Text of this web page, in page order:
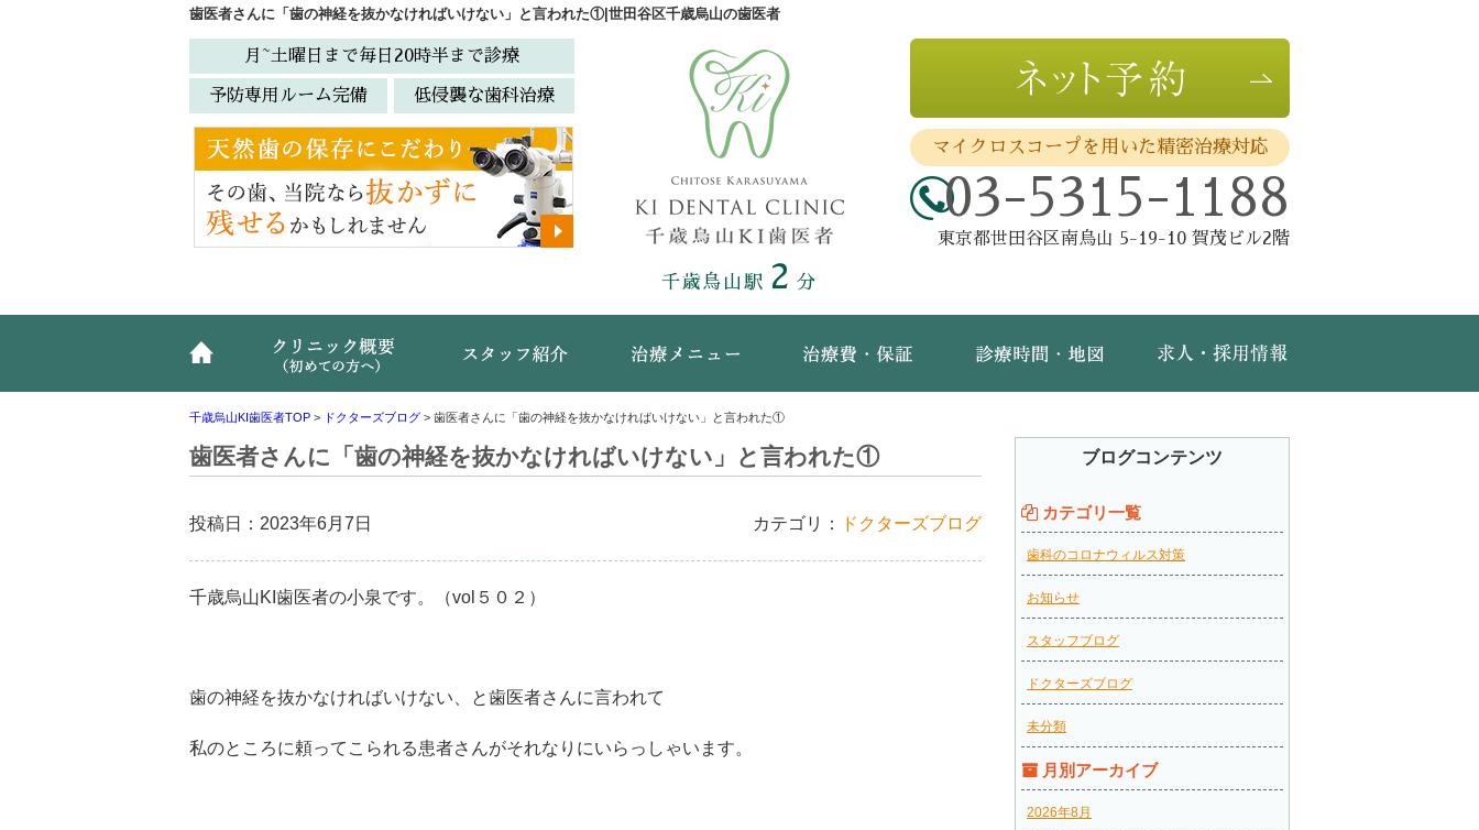
歯医者さんに「歯の神経を抜かなければいけない」と言われた①|世田谷区千歳烏山の歯医者
月~土曜日まで毎日20時半まで診療
予防専用ルーム完備 低侵襲な歯科治療
千歳烏山駅 2 分
マイクロスコープを用いた精密治療対応
03-5315-1188
東京都世田谷区南烏山 5-19-10 賀茂ビル2階
ホーム クリニック概要(初めての方へ)
スタッフ紹介 治療メニュー 治療費・保証 診療時間・地図
千歳烏山KI歯医者TOP > ドクターズブログ > 歯医者さんに「歯の神経を抜かなければいけない」と言われた①
歯医者さんに「歯の神経を抜かなければいけない」と言われた①
投稿日：2023年6月7日 カテゴリ： ドクターズブログ
千歳烏山KI歯医者の小泉です。（vol５０２）
歯の神経を抜かなければいけない、と歯医者さんに言われて
私のところに頼ってこられる患者さんがそれなりにいらっしゃいます。
ブログコンテンツ
カテゴリ一覧
歯科のコロナウィルス対策
お知らせ
スタッフブログ
ドクターズブログ
未分類
月別アーカイブ
2026年8月